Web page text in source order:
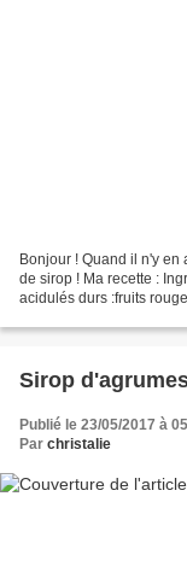
Bonjour ! Quand il n'y
de sirop ! Ma recette :
acidulés durs :fruits
Sirop
Publié le 23/05/2017 à
Par christalie